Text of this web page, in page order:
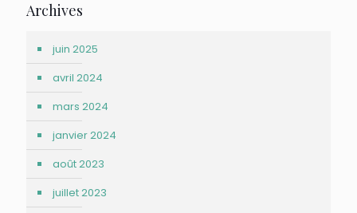
Archives
juin 2025
avril 2024
mars 2024
janvier 2024
août 2023
juillet 2023